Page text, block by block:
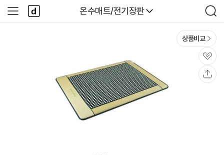
다나와
온수매트/전기장판
검
색
사
이
다
나
와
상품비교
관
심